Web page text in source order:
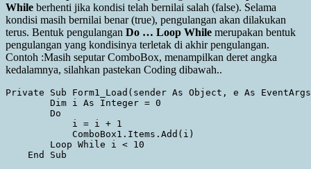
While berhenti jika kondisi telah bernilai salah (false). Selama
kondisi masih bernilai benar (true), pengulangan akan dilakukan
terus. Bentuk pengulangan Do … Loop While merupakan bentuk
pengulangan yang kondisinya terletak di akhir pengulangan.
Contoh :Masih seputar ComboBox, menampilkan deret angka
kedalamnya, silahkan pastekan Coding dibawah..
Private Sub Form1_Load(sender As Object, e As
        Dim i As Integer = 0
        Do
            i = i + 1
            ComboBox1.Items.Add(i)
        Loop While i < 10